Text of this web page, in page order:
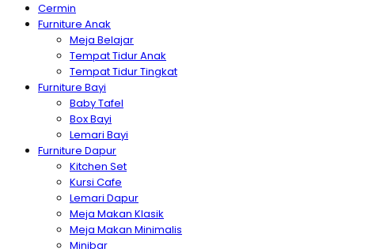
Cermin
Furniture Anak
Meja Belajar
Tempat Tidur Anak
Tempat Tidur Tingkat
Furniture Bayi
Baby Tafel
Box Bayi
Lemari Bayi
Furniture Dapur
Kitchen Set
Kursi Cafe
Lemari Dapur
Meja Makan Klasik
Meja Makan Minimalis
Minibar